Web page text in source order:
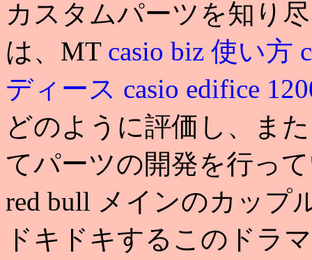
カスタムパーツを知り
は、MT casio biz 使い方
ディース casio edifice
どのように評価し、ま
てパーツの開発を行っ
red bull メインのカップ
ドキドキするこのドラ